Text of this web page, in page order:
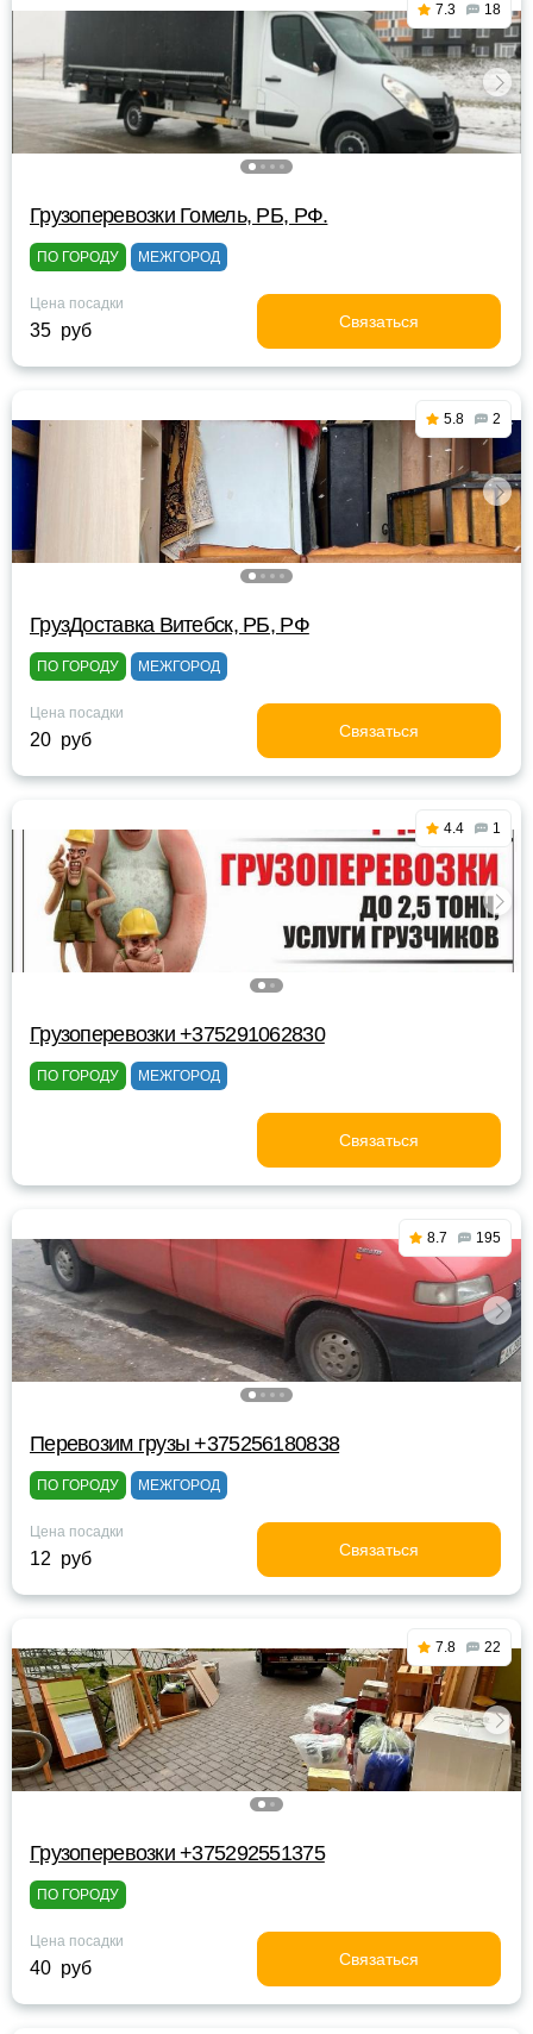
7.3 18
Грузоперевозки Гомель, РБ, РФ.
ПО ГОРОДУ МЕЖГОРОД
Цена посадки
35 руб Связаться
5.8 2
ГрузДоставка Витебск, РБ, РФ
ПО ГОРОДУ МЕЖГОРОД
Цена посадки
20 руб Связаться
4.4 1
Грузоперевозки +375291062830
ПО ГОРОДУ МЕЖГОРОД
Связаться
8.7 195
Перевозим грузы +375256180838
ПО ГОРОДУ МЕЖГОРОД
Цена посадки
12 руб Связаться
7.8 22
Грузоперевозки +375292551375
ПО ГОРОДУ
Цена посадки
40 руб Связаться